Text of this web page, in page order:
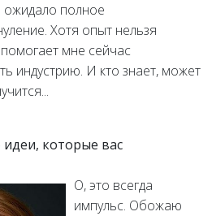
ожидало полное
Хотя опыт нельзя
мне сейчас
индустрию. И кто знает, может
которые вас
О, это всегда
импульс. Обожаю